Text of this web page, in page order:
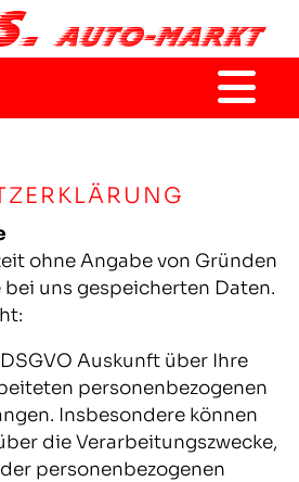
ohne Angabe von Gründen
uns gespeicherten Daten.
Auskunft über Ihre
personenbezogenen
Insbesondere können
die Verarbeitungszwecke,
personenbezogenen